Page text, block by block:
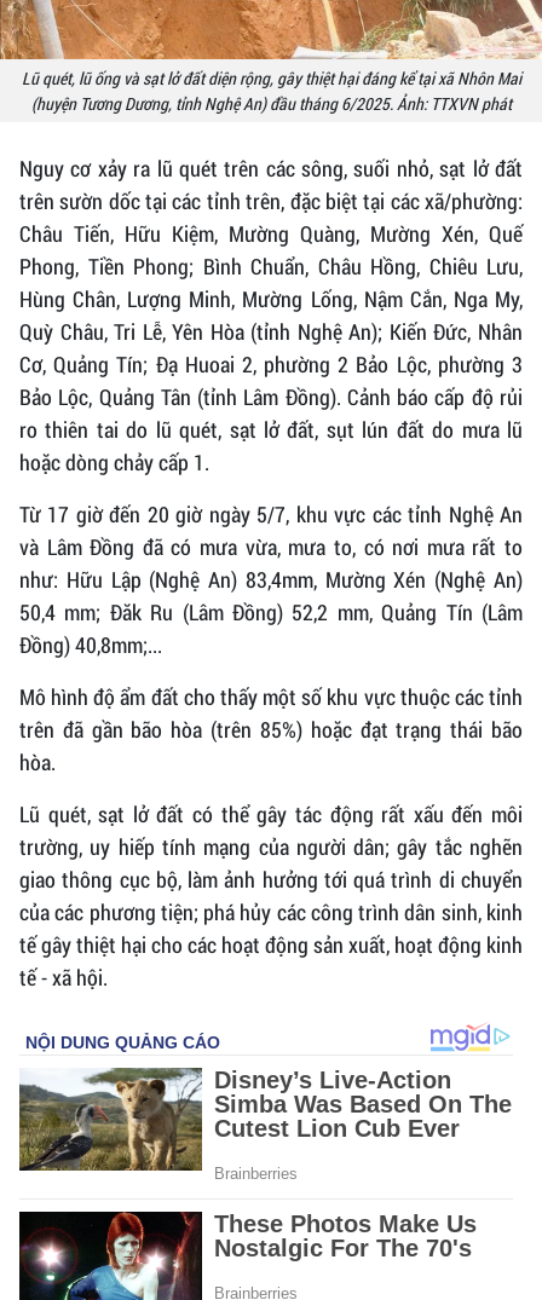
Lũ quét, lũ ống và sạt lở đất diện rộng, gây thiệt hại đáng kể tại xã Nhôn Mai
(huyện Tương Dương, tỉnh Nghệ An) đầu tháng 6/2025. Ảnh: TTXVN phát
Nguy cơ xảy ra lũ quét trên các sông, suối nhỏ, sạt lở đất
trên sườn dốc tại các tỉnh trên, đặc biệt tại các xã/phường:
Châu Tiến, Hữu Kiệm, Mường Quàng, Mường Xén, Quế
Phong, Tiền Phong; Bình Chuẩn, Châu Hồng, Chiêu Lưu,
Hùng Chân, Lượng Minh, Mường Lống, Nậm Cắn, Nga My,
Quỳ Châu, Tri Lễ, Yên Hòa (tỉnh Nghệ An); Kiến Đức, Nhân
Cơ, Quảng Tín; Đạ Huoai 2, phường 2 Bảo Lộc, phường 3
Bảo Lộc, Quảng Tân (tỉnh Lâm Đồng). Cảnh báo cấp độ rủi
ro thiên tai do lũ quét, sạt lở đất, sụt lún đất do mưa lũ
hoặc dòng chảy cấp 1.
Từ 17 giờ đến 20 giờ ngày 5/7, khu vực các tỉnh Nghệ An
và Lâm Đồng đã có mưa vừa, mưa to, có nơi mưa rất to
như: Hữu Lập (Nghệ An) 83,4mm, Mường Xén (Nghệ An)
50,4 mm; Đăk Ru (Lâm Đồng) 52,2 mm, Quảng Tín (Lâm
Đồng) 40,8mm;...
Mô hình độ ẩm đất cho thấy một số khu vực thuộc các tỉnh
trên đã gần bão hòa (trên 85%) hoặc đạt trạng thái bão
hòa.
Lũ quét, sạt lở đất có thể gây tác động rất xấu đến môi
trường, uy hiếp tính mạng của người dân; gây tắc nghẽn
giao thông cục bộ, làm ảnh hưởng tới quá trình di chuyển
của các phương tiện; phá hủy các công trình dân sinh, kinh
tế gây thiệt hại cho các hoạt động sản xuất, hoạt động kinh
tế - xã hội.